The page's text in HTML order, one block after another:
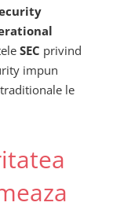
SEC privind
impun
le